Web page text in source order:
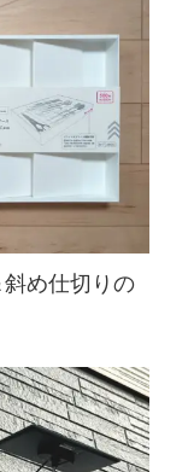
め仕切りの